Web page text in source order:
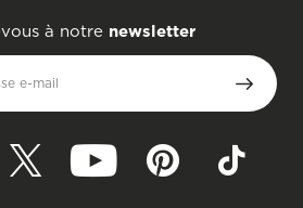
à notre newsletter
e-mail